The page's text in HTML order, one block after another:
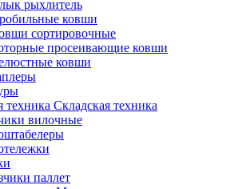
рыхлитель
ковши
сортировочные
просеивающие ковши
ковши
Складская техника
вилочные
паллет